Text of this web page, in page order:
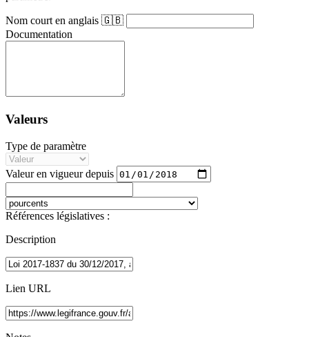
Nom court en anglais 🇬🇧
Documentation
Valeurs
Type de paramètre
Valeur en vigueur depuis
Références législatives :
Description
Lien URL